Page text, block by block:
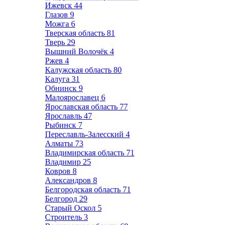
Ижевск 44
Глазов 9
Можга 6
Тверская область 81
Тверь 29
Вышний Волочёк 4
Ржев 4
Калужская область 80
Калуга 31
Обнинск 9
Малоярославец 6
Ярославская область 77
Ярославль 47
Рыбинск 7
Переславль-Залесский 4
Алматы 73
Владимирская область 71
Владимир 25
Ковров 8
Александров 8
Белгородская область 71
Белгород 29
Старый Оскол 5
Строитель 3